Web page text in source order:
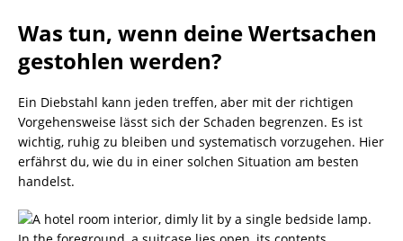
Was tun, wenn deine Wertsachen
gestohlen werden?
Ein Diebstahl kann jeden treffen, aber mit der richtigen
Vorgehensweise lässt sich der Schaden begrenzen. Es ist
wichtig, ruhig zu bleiben und systematisch vorzugehen. Hier
erfährst du, wie du in einer solchen Situation am besten
handelst.